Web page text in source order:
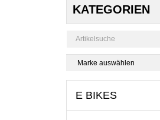
KATEGORIEN
E BIKES